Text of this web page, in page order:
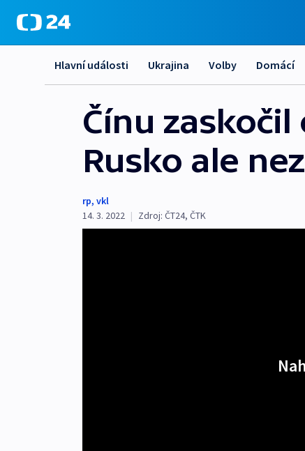
Hlavní události Ukrajina Volby Domácí
Čínu
Rusko ale
rp, vkl
14. 3. 2022 | Zdroj: ČT24, ČTK